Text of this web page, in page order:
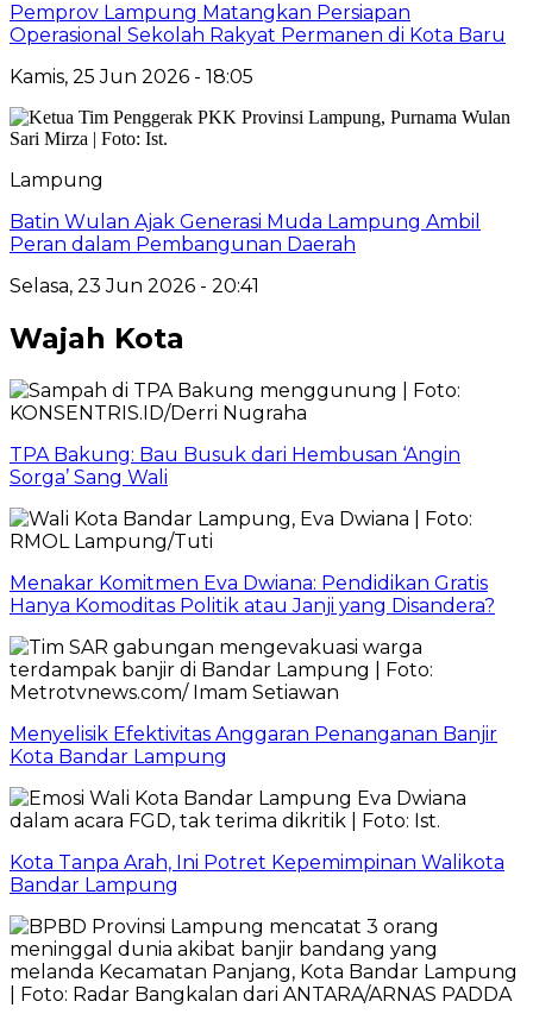
Pemprov Lampung Matangkan Persiapan
Operasional Sekolah Rakyat Permanen di Kota Baru
Kamis, 25 Jun 2026 - 18:05
Lampung
Batin Wulan Ajak Generasi Muda Lampung Ambil
Peran dalam Pembangunan Daerah
Selasa, 23 Jun 2026 - 20:41
Wajah Kota
TPA Bakung: Bau Busuk dari Hembusan ‘Angin
Sorga’ Sang Wali
Menakar Komitmen Eva Dwiana: Pendidikan Gratis
Hanya Komoditas Politik atau Janji yang Disandera?
Menyelisik Efektivitas Anggaran Penanganan Banjir
Kota Bandar Lampung
Kota Tanpa Arah, Ini Potret Kepemimpinan Walikota
Bandar Lampung